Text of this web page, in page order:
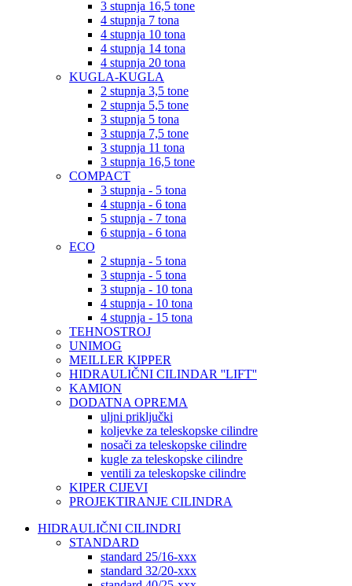
3 stupnja 16,5 tone
4 stupnja 7 tona
4 stupnja 10 tona
4 stupnja 14 tona
4 stupnja 20 tona
KUGLA-KUGLA
2 stupnja 3,5 tone
2 stupnja 5,5 tone
3 stupnja 5 tona
3 stupnja 7,5 tone
3 stupnja 11 tona
3 stupnja 16,5 tone
COMPACT
3 stupnja - 5 tona
4 stupnja - 6 tona
5 stupnja - 7 tona
6 stupnja - 6 tona
ECO
2 stupnja - 5 tona
3 stupnja - 5 tona
3 stupnja - 10 tona
4 stupnja - 10 tona
4 stupnja - 15 tona
TEHNOSTROJ
UNIMOG
MEILLER KIPPER
HIDRAULIČNI CILINDAR ''LIFT''
KAMION
DODATNA OPREMA
uljni priključki
koljevke za teleskopske cilindre
nosači za teleskopske cilindre
kugle za teleskopske cilindre
ventili za teleskopske cilindre
KIPER CIJEVI
PROJEKTIRANJE CILINDRA
HIDRAULIČNI CILINDRI
STANDARD
standard 25/16-xxx
standard 32/20-xxx